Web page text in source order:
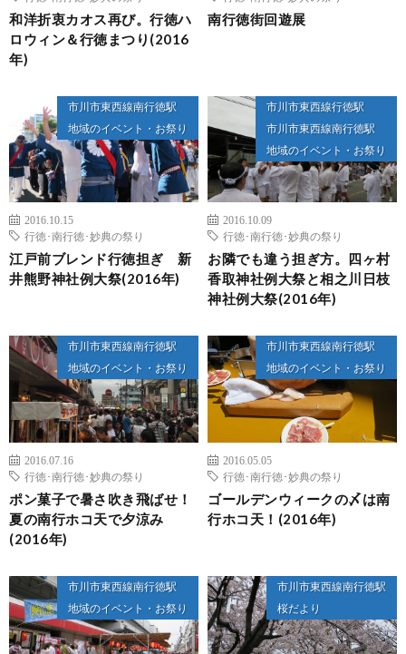
和洋折衷カオス再び。行徳ハ
ロウィン＆行徳まつり(2016
年)
南行徳街回遊展
市川市東西線南行徳駅
地域のイベント・お祭り
2016.10.15
行徳･南行徳･妙典の祭り
江戸前ブレンド行徳担ぎ 新
井熊野神社例大祭(2016年)
市川市東西線行徳駅
市川市東西線南行徳駅
地域のイベント・お祭り
2016.10.09
行徳･南行徳･妙典の祭り
お隣でも違う担ぎ方。四ヶ村
香取神社例大祭と相之川日枝
神社例大祭(2016年)
市川市東西線南行徳駅
地域のイベント・お祭り
2016.07.16
行徳･南行徳･妙典の祭り
ポン菓子で暑さ吹き飛ばせ！
夏の南行ホコ天で夕涼み
(2016年)
市川市東西線南行徳駅
地域のイベント・お祭り
2016.05.05
行徳･南行徳･妙典の祭り
ゴールデンウィークの〆は南
行ホコ天！(2016年)
市川市東西線南行徳駅
地域のイベント・お祭り
市川市東西線南行徳駅
桜だより